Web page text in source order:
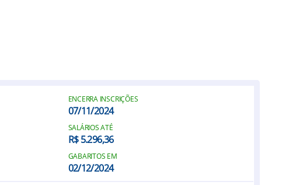
ENCERRA INSCRIÇÕES
07/11/2024
SALÁRIOS ATÉ
R$ 5.296,36
GABARITOS EM
02/12/2024